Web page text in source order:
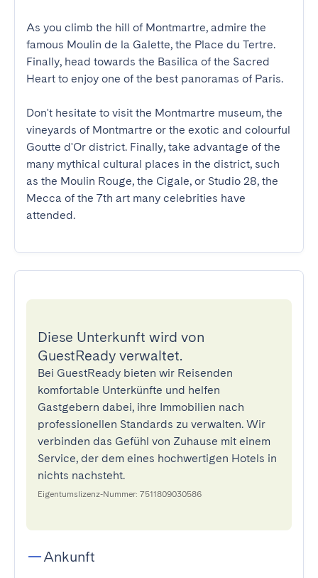
As you climb the hill of Montmartre, admire the
famous Moulin de la Galette, the Place du Tertre.
Finally, head towards the Basilica of the Sacred
Heart to enjoy one of the best panoramas of Paris.
Don't hesitate to visit the Montmartre museum, the
vineyards of Montmartre or the exotic and colourful
Goutte d'Or district. Finally, take advantage of the
many mythical cultural places in the district, such
as the Moulin Rouge, the Cigale, or Studio 28, the
Mecca of the 7th art many celebrities have
attended.
Diese Unterkunft wird von
GuestReady verwaltet.
Bei GuestReady bieten wir Reisenden
komfortable Unterkünfte und helfen
Gastgebern dabei, ihre Immobilien nach
professionellen Standards zu verwalten. Wir
verbinden das Gefühl von Zuhause mit einem
Service, der dem eines hochwertigen Hotels in
nichts nachsteht.
Eigentumslizenz-Nummer: 7511809030586
Ankunft